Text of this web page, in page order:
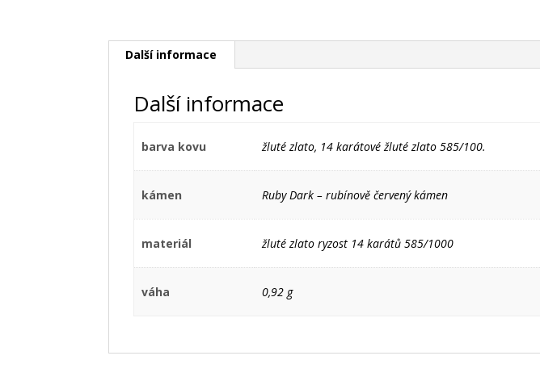
Další informace
Další informace
barva kovu žluté zlato, 14 karátové žluté zlato 585/100.
kámen Ruby Dark – rubínově červený kámen
materiál žluté zlato ryzost 14 karátů 585/1000
váha 0,92 g